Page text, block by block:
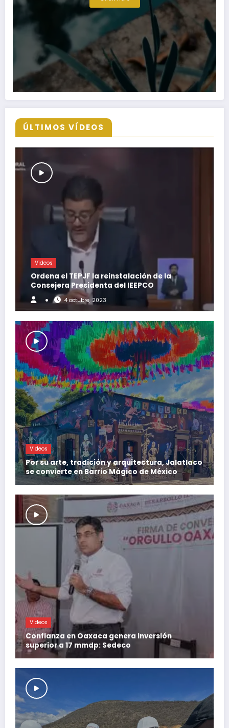
ÚLTIMOS VÍDEOS
Videos
Ordena el TEPJF la reinstalación de la
Consejera Presidenta del IEEPCO
4 octubre, 2023
Videos
Por su arte, tradición y arquitectura, Jalatlaco
se convierte en Barrio Mágico de México
Videos
Confianza en Oaxaca genera inversión
superior a 17 mmdp: Sedeco